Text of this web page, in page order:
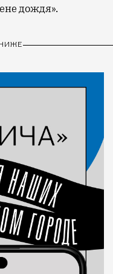
дождя».